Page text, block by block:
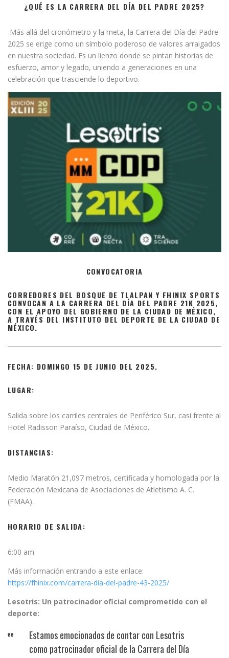
¿QUÉ ES LA CARRERA DEL DÍA DEL PADRE 2025?
Más allá del cronómetro y la meta, la Carrera del Día del Padre
2025 se erige como un símbolo poderoso de valores arraigados
en nuestra sociedad. Es un lienzo donde se pintan historias de
esfuerzo, amor y legado, uniendo a generaciones en una
celebración que trasciende lo deportivo.
CONVOCATORIA
CORREDORES DEL BOSQUE DE TLALPAN Y FHINIX SPORTS
CONVOCAN A LA CARRERA DEL DÍA DEL PADRE 21K 2025,
CON EL APOYO DEL GOBIERNO DE LA CIUDAD DE MÉXICO,
A TRAVÉS DEL INSTITUTO DEL DEPORTE DE LA CIUDAD DE
MÉXICO.
FECHA: DOMINGO 15 DE JUNIO DEL 2025.
LUGAR:
Salida sobre los carriles centrales de Periférico Sur, casi frente al
Hotel Radisson Paraíso, Ciudad de México.
DISTANCIAS:
Medio Maratón 21,097 metros, certificada y homologada por la
Federación Mexicana de Asociaciones de Atletismo A. C.
(FMAA).
HORARIO DE SALIDA:
6:00 am
Más información entrando a este enlace:
https://fhinix.com/carrera-dia-del-padre-43-2025/
Lesotris: Un patrocinador oficial comprometido con el
deporte:
Estamos emocionados de contar con Lesotris
como patrocinador oficial de la Carrera del Día